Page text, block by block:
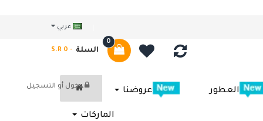
عربي
السلة
0
- S.R 0
عروضنا العطور
الماركات
دخول أو التسجيل